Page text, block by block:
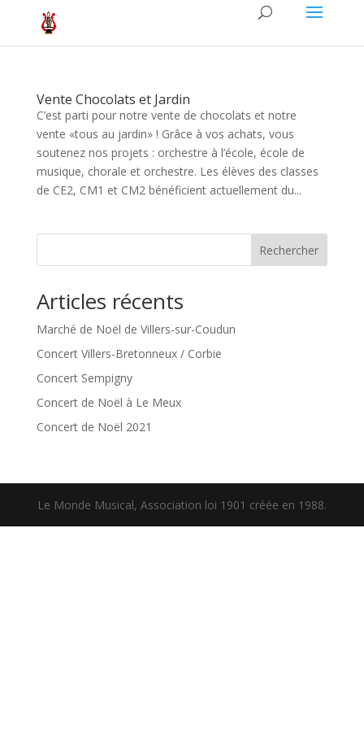
Vente Chocolats et Jardin
C’est parti pour notre vente de chocolats et notre
vente «tous au jardin» ! Grâce à vos achats, vous
soutenez nos projets : orchestre à l’école, école de
musique, chorale et orchestre. Les élèves des classes
de CE2, CM1 et CM2 bénéficient actuellement du...
Rechercher
Articles récents
Marché de Noël de Villers-sur-Coudun
Concert Villers-Bretonneux / Corbie
Concert Sempigny
Concert de Noël à Le Meux
Concert de Noël 2021
Le Monde Musical, Association loi 1901 créée en 1988.